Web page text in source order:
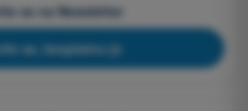
se na Newsletter
se, besplatno je